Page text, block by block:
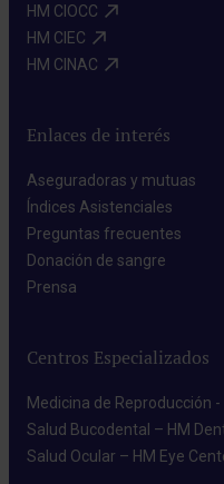
HM CIOCC​
HM CIEC​
HM CINAC​
Enlaces de interés
Aseguradoras y mutuas​
Índices Asistenciales​
Preguntas frecuentes​
Donación de sangre​
Prensa​
Centros Especializados
Medicina de Reproducción
Salud Bucodental – HM
Salud Ocular – HM Eye